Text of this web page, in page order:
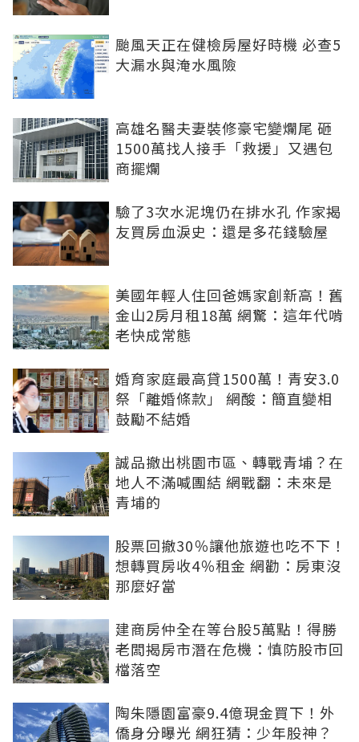
颱風天正在健檢房屋好時機 必查5
大漏水與淹水風險
高雄名醫夫妻裝修豪宅變爛尾 砸
1500萬找人接手「救援」又遇包
商擺爛
驗了3次水泥塊仍在排水孔 作家揭
友買房血淚史：還是多花錢驗屋
美國年輕人住回爸媽家創新高！舊
金山2房月租18萬 網驚：這年代啃
老快成常態
婚育家庭最高貸1500萬！青安3.0
祭「離婚條款」 網酸：簡直變相
鼓勵不結婚
誠品撤出桃園市區、轉戰青埔？在
地人不滿喊團結 網戰翻：未來是
青埔的
股票回撤30％讓他旅遊也吃不下！
想轉買房收4％租金 網勸：房東沒
那麼好當
建商房仲全在等台股5萬點！得勝
老闆揭房市潛在危機：慎防股市回
檔落空
陶朱隱園富豪9.4億現金買下！外
僑身分曝光 網狂猜：少年股神？